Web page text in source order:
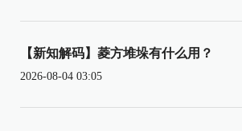
【新知解码】菱方堆垛有什么用？
2026-08-04 03:05